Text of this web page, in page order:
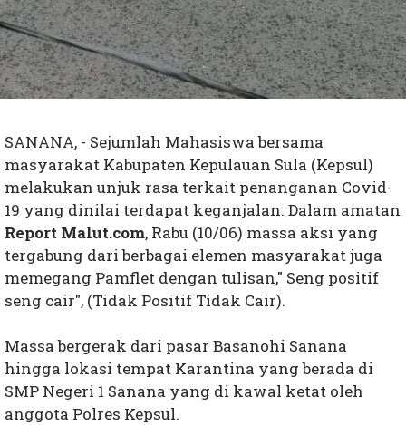
SANANA, - Sejumlah Mahasiswa bersama
masyarakat Kabupaten Kepulauan Sula (Kepsul)
melakukan unjuk rasa terkait penanganan Covid-
19 yang dinilai terdapat keganjalan. Dalam amatan
Report Malut.com, Rabu (10/06) massa aksi yang
tergabung dari berbagai elemen masyarakat juga
memegang Pamflet dengan tulisan," Seng positif
seng cair", (Tidak Positif Tidak Cair).
Massa bergerak dari pasar Basanohi Sanana
hingga lokasi tempat Karantina yang berada di
SMP Negeri 1 Sanana yang di kawal ketat oleh
anggota Polres Kepsul.